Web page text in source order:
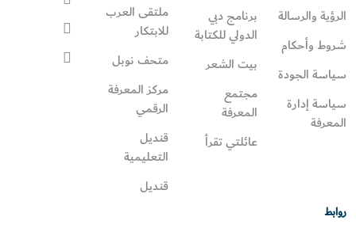
الرؤية والرسالة
شروط وأحكام
سياسة الجودة
سياسة إدارة
المعرفة
برنامج دبي
الدولي للكتابة
بيت الشعر
مجتمع
المعرفة
عائلتي تقرأ‎
ملتقى العرب
للابتكار
متحف نوبل
مركز المعرفة
الرقمي
قنديل
التعليمية
قنديل
روابط